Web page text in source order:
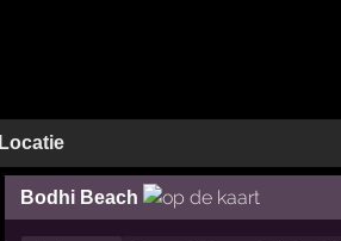
Locatie
Bodhi Beach